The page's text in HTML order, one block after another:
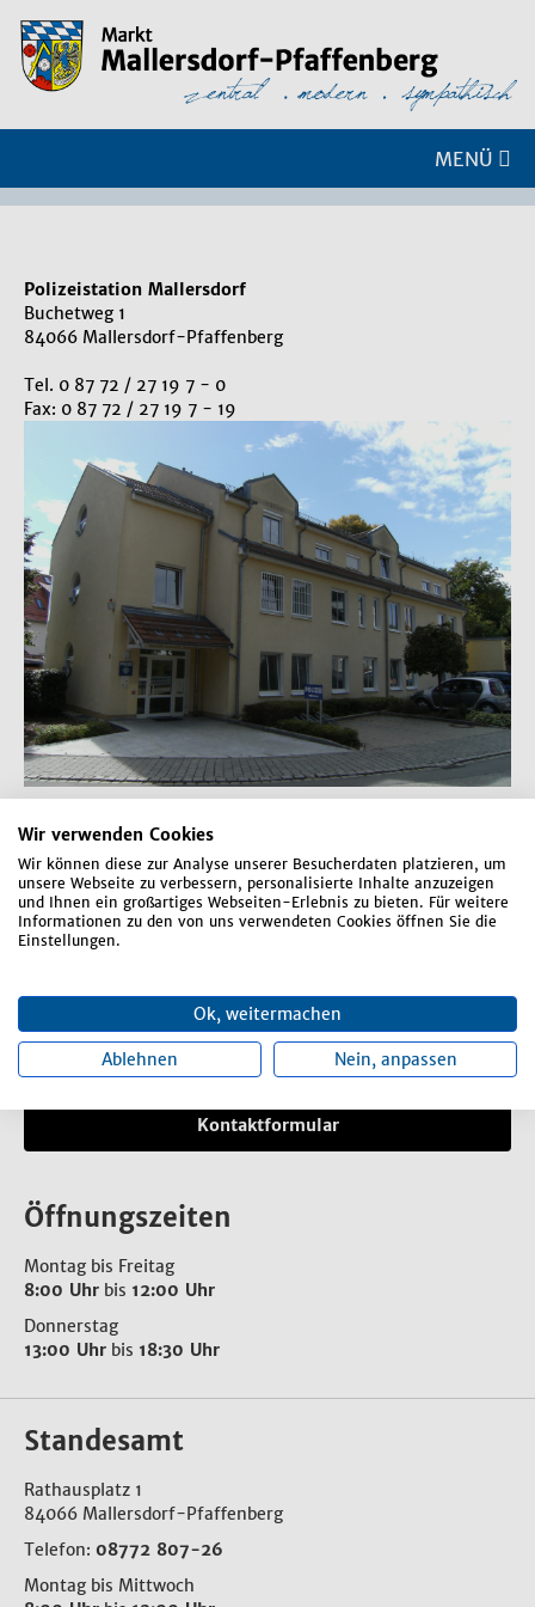
Wir verwenden Cookies
Wir können diese zur Analyse unserer Besucherdaten platzieren, um
unsere Webseite zu verbessern, personalisierte Inhalte anzuzeigen
und Ihnen ein großartiges Webseiten-Erlebnis zu bieten. Für weitere
Informationen zu den von uns verwendeten Cookies öffnen Sie die
Einstellungen.
Ok, weitermachen
Ablehnen Nein, anpassen
MENÜ
Polizeistation Mallersdorf
Buchetweg 1
84066 Mallersdorf-Pfaffenberg
Tel. 0 87 72 / 27 19 7 - 0
Fax: 0 87 72 / 27 19 7 - 19
Rathaus
Rathausplatz 1
08772 807-0
markt-mallersdorf-pfaffenberg@mal-pfa.de
Kontaktformular
Öffnungszeiten
Montag bis Freitag
8:00 Uhr bis 12:00 Uhr
Donnerstag
13:00 Uhr bis 18:30 Uhr
Standesamt
Rathausplatz 1
84066 Mallersdorf-Pfaffenberg
Telefon: 08772 807-26
Montag bis Mittwoch